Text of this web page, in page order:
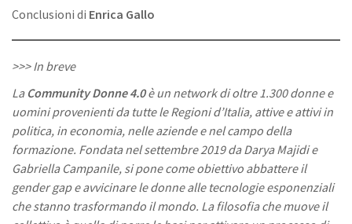
Conclusioni di Enrica Gallo
>>> In breve
La Community Donne 4.0è un network di oltre 1.300 donne e
uomini provenienti da tutte le Regioni d’Italia, attive e attivi in
politica, in economia, nelle aziende e nel campo della
formazione. Fondata nel settembre 2019 da Darya Majidi e
Gabriella Campanile, si pone come obiettivo abbattere il
gender gap e avvicinare le donne alle tecnologie esponenziali
che stanno trasformando il mondo. La filosofia che muove il